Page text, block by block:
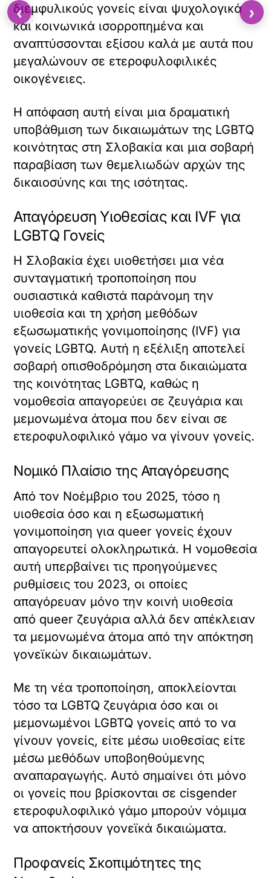
διεμφυλικούς γονείς είναι ψυχολογικά
και κοινωνικά ισορροπημένα και
αναπτύσσονται εξίσου καλά με αυτά που
μεγαλώνουν σε ετεροφυλοφιλικές
οικογένειες.
Η απόφαση αυτή είναι μια δραματική
υποβάθμιση των δικαιωμάτων της LGBTQ
κοινότητας στη Σλοβακία και μια σοβαρή
παραβίαση των θεμελιωδών αρχών της
δικαιοσύνης και της ισότητας.
Απαγόρευση Υιοθεσίας και IVF για
LGBTQ Γονείς
Η Σλοβακία έχει υιοθετήσει μια νέα
συνταγματική τροποποίηση που
ουσιαστικά καθιστά παράνομη την
υιοθεσία και τη χρήση μεθόδων
εξωσωματικής γονιμοποίησης (IVF) για
γονείς LGBTQ. Αυτή η εξέλιξη αποτελεί
σοβαρή οπισθοδρόμηση στα δικαιώματα
της κοινότητας LGBTQ, καθώς η
νομοθεσία απαγορεύει σε ζευγάρια και
μεμονωμένα άτομα που δεν είναι σε
ετεροφυλοφιλικό γάμο να γίνουν γονείς.
Νομικό Πλαίσιο της Απαγόρευσης
Από τον Νοέμβριο του 2025, τόσο η
υιοθεσία όσο και η εξωσωματική
γονιμοποίηση για queer γονείς έχουν
απαγορευτεί ολοκληρωτικά. Η νομοθεσία
αυτή υπερβαίνει τις προηγούμενες
ρυθμίσεις του 2023, οι οποίες
απαγόρευαν μόνο την κοινή υιοθεσία
από queer ζευγάρια αλλά δεν απέκλειαν
τα μεμονωμένα άτομα από την απόκτηση
γονεϊκών δικαιωμάτων.
Με τη νέα τροποποίηση, αποκλείονται
τόσο τα LGBTQ ζευγάρια όσο και οι
μεμονωμένοι LGBTQ γονείς από το να
γίνουν γονείς, είτε μέσω υιοθεσίας είτε
μέσω μεθόδων υποβοηθούμενης
αναπαραγωγής. Αυτό σημαίνει ότι μόνο
οι γονείς που βρίσκονται σε cisgender
ετεροφυλοφιλικό γάμο μπορούν νόμιμα
να αποκτήσουν γονεϊκά δικαιώματα.
Προφανείς Σκοπιμότητες της
‹ ›